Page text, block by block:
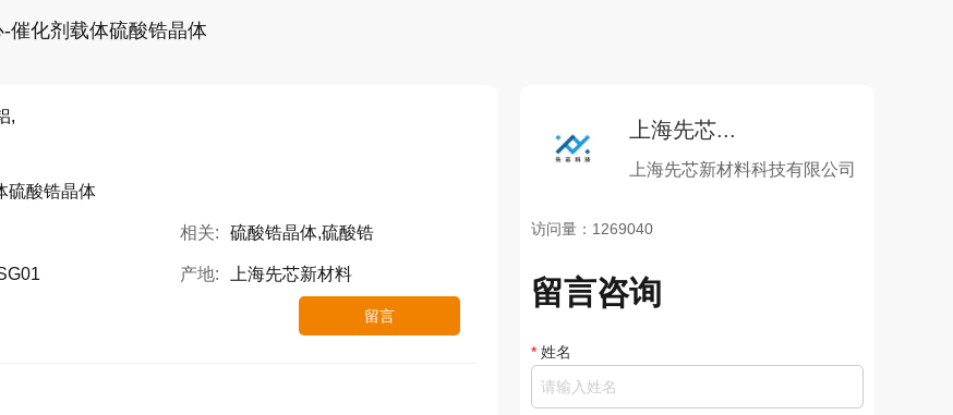
催化剂载体硫酸锆晶体
,
硫酸锆晶体
相关: 硫酸锆晶体,硫酸锆
产地: 上海先芯新材料
留言
上海先芯...
上海先芯新材料科技有限公司
访问量：1269040
留言咨询
* 姓名